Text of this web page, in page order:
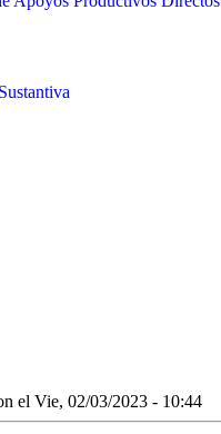
el Vie, 02/03/2023 - 10:44